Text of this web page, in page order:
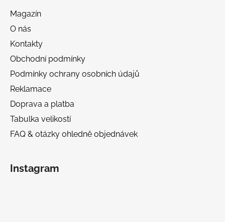
Magazín
O nás
Kontakty
Obchodní podmínky
Podmínky ochrany osobních údajů
Reklamace
Doprava a platba
Tabulka velikostí
FAQ & otázky ohledně objednávek
Instagram